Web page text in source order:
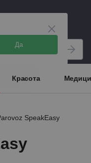
Да
Красота
SpeakEasy